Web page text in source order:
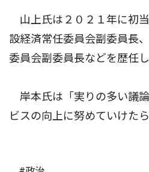
山上氏は２０２１年に初
設経済常任委員会副委員長
委員会副委員長などを歴任し
岸本氏は「実りの多い議
ビスの向上に努めていけた